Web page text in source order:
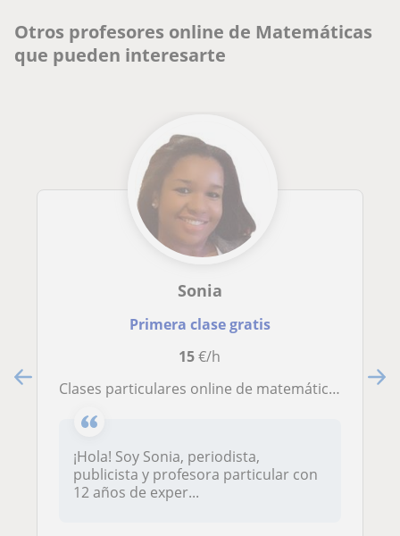
Otros profesores online de Matemáticas
que pueden interesarte
Sonia
Primera clase gratis
15€/h
Clases particulares online de matemáticas, lengua e inglés para Primaria y ESO
¡Hola! Soy Sonia, periodista,
publicista y profesora particular con
12 años de exper...